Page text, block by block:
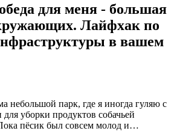
для меня - большая
Лайфхак по
в вашем
небольшой парк, где я иногда гуляю с
уборки продуктов собачьей
пёсик был совсем молод и…